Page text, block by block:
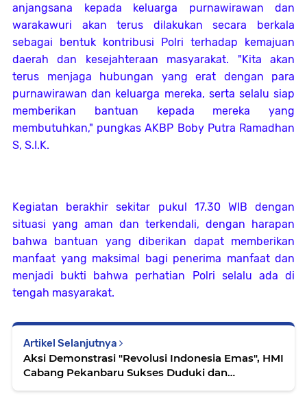
anjangsana kepada keluarga purnawirawan dan
warakawuri akan terus dilakukan secara berkala
sebagai bentuk kontribusi Polri terhadap kemajuan
daerah dan kesejahteraan masyarakat. "Kita akan
terus menjaga hubungan yang erat dengan para
purnawirawan dan keluarga mereka, serta selalu siap
memberikan bantuan kepada mereka yang
membutuhkan," pungkas AKBP Boby Putra Ramadhan
S, S.I.K.
Kegiatan berakhir sekitar pukul 17.30 WIB dengan
situasi yang aman dan terkendali, dengan harapan
bahwa bantuan yang diberikan dapat memberikan
manfaat yang maksimal bagi penerima manfaat dan
menjadi bukti bahwa perhatian Polri selalu ada di
tengah masyarakat.
Artikel Selanjutnya
Aksi Demonstrasi "Revolusi Indonesia Emas", HMI
Cabang Pekanbaru Sukses Duduki dan